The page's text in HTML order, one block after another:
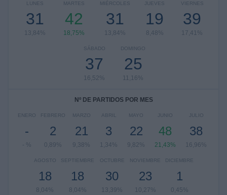
LUNES
31
13,84%
MARTES
42
18,75%
MIÉRCOLES
31
13,84%
JUEVES
19
8,48%
VIERNES
39
17,41%
SÁBADO
37
16,52%
DOMINGO
25
11,16%
Nº DE PARTIDOS POR MES
ENERO
-
- %
FEBRERO
2
0,89%
MARZO
21
9,38%
ABRIL
3
1,34%
MAYO
22
9,82%
JUNIO
48
21,43%
JULIO
38
16,96%
AGOSTO
18
8,04%
SEPTIEMBRE
18
8,04%
OCTUBRE
30
13,39%
NOVIEMBRE
23
10,27%
DICIEMBRE
1
0,45%